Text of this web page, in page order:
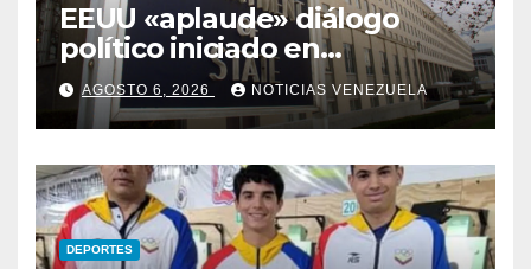
EEUU «aplaude» diálogo
político iniciado en
Venezuela
AGOSTO 6, 2026 NOTICIAS VENEZUELA
DEPORTES